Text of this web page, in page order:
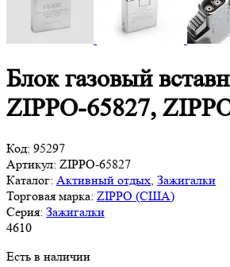
Блок газовый
ZIPPO-65827,
Код: 95297
Артикул: ZIPPO-65827
Каталог: Активный отдых Зажигалки
Торговая марка: ZIPPO (США)
Серия: Зажигалки
4610
Есть в наличии